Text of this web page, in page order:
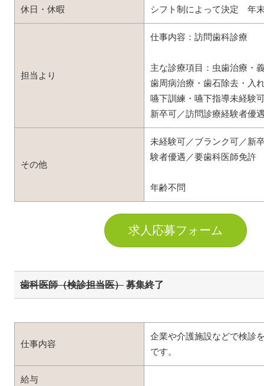
休日・休暇 シフト制によって決定 年
担当より
仕事内容：訪問歯科診療
主な診療項目：虫歯治療・
歯周病治療・歯石除去・入
嚥下訓練・嚥下指導未経験
新卒可／訪問診療経験者優
その他
未経験可／ブランク可／新
験者優遇／要歯科医師免許
年齢不問
求人応募フォーム
歯科医師（検診担当医）募集終了
仕事内容
企業や介護施設などで検診
です。
給与